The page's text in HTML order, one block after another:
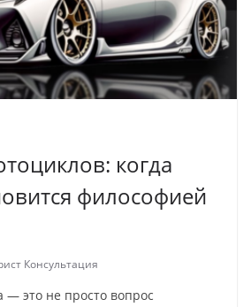
когда
философией
Консультация
— это не просто вопрос